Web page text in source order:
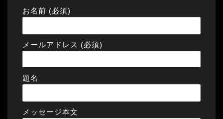
お名前 (必須)
メールアドレス (必須)
題名
メッセージ本文